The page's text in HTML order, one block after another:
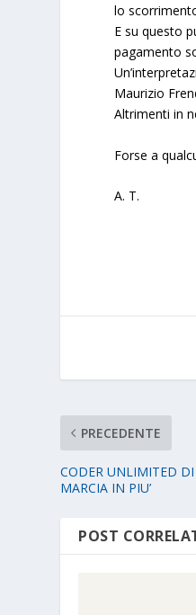
lo
E su questo
pagamento
Maurizio
Altrimenti in
Forse a
A. T.
PRECEDENTE
CODER UNLIMITED
MARCIA IN PIU’
POST